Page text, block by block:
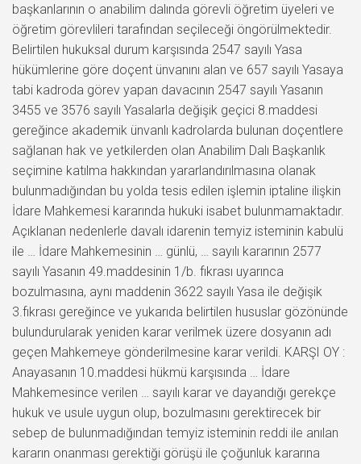
başkanlarının o anabilim dalında görevli öğretim üyeleri ve
öğretim görevlileri tarafından seçileceği öngörülmektedir.
Belirtilen hukuksal durum karşısında 2547 sayılı Yasa
hükümlerine göre doçent ünvanını alan ve 657 sayılı Yasaya
tabi kadroda görev yapan davacının 2547 sayılı Yasanın
3455 ve 3576 sayılı Yasalarla değişik geçici 8.maddesi
gereğince akademik ünvanlı kadrolarda bulunan doçentlere
sağlanan hak ve yetkilerden olan Anabilim Dalı Başkanlık
seçimine katılma hakkından yararlandırılmasına olanak
bulunmadığından bu yolda tesis edilen işlemin iptaline ilişkin
İdare Mahkemesi kararında hukuki isabet bulunmamaktadır.
Açıklanan nedenlerle davalı idarenin temyiz isteminin kabulü
ile … İdare Mahkemesinin … günlü, … sayılı kararının 2577
sayılı Yasanın 49.maddesinin 1/b. fıkrası uyarınca
bozulmasına, aynı maddenin 3622 sayılı Yasa ile değişik
3.fıkrası gereğince ve yukarıda belirtilen hususlar gözönünde
bulundurularak yeniden karar verilmek üzere dosyanın adı
geçen Mahkemeye gönderilmesine karar verildi. KARŞI OY :
Anayasanın 10.maddesi hükmü karşısında … İdare
Mahkemesince verilen … sayılı karar ve dayandığı gerekçe
hukuk ve usule uygun olup, bozulmasını gerektirecek bir
sebep de bulunmadığından temyiz isteminin reddi ile anılan
kararın onanması gerektiği görüşü ile çoğunluk kararına